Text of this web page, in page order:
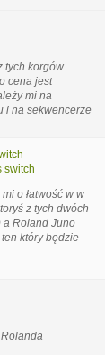
tych korgów
cena jest
mi na
i na sekwencerze
switch
o łatwość w w
z tych dwóch
a Roland Juno
który będzie